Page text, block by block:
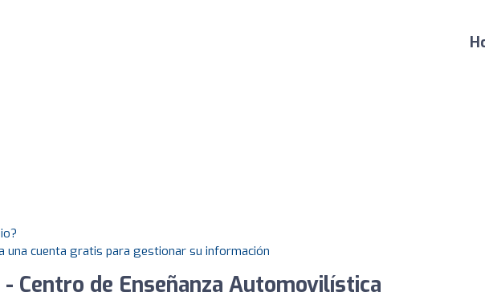
una cuenta gratis para gestionar su información
Centro de Enseñanza Automovilística